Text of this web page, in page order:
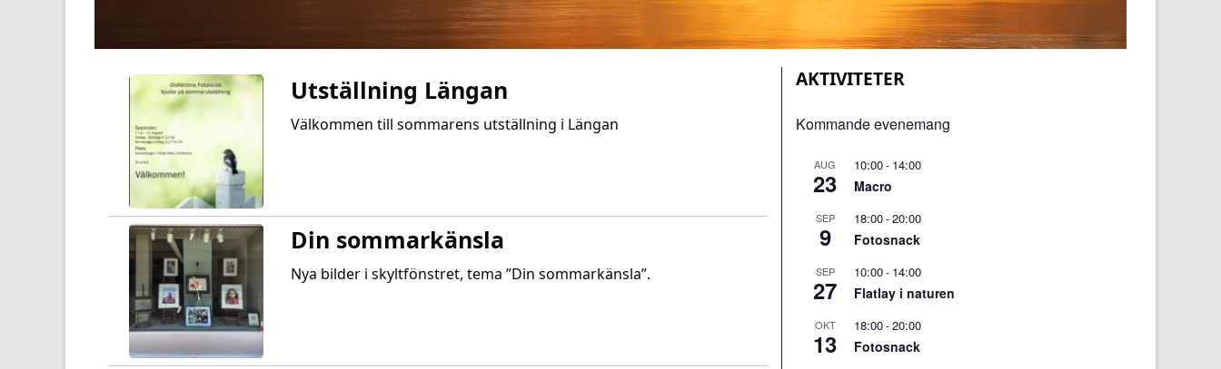
Utställning Längan
Välkommen till sommarens utställning i Längan
Din sommarkänsla
Nya bilder i skyltfönstret, tema ”Din sommarkänsla”.
AKTIVITETER
Kommande evenemang
AUG
23
10:00- 14:00
Macro
SEP
9
18:00-20:00
Fotosnack
SEP
27
10:00- 14:00
Flatlay i naturen
OKT
13
18:00-20:00
Fotosnack